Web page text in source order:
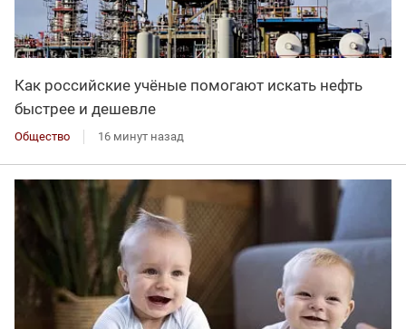
Как российские учёные помогают искать нефть
быстрее и дешевле
Общество 16 минут назад